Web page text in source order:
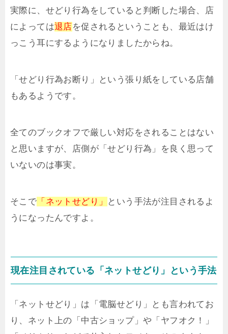
実際に、せどり行為をしていると判断した場合、店
によっては退店を促されるということも、最近はけ
っこう耳にするようになりましたからね。
「せどり行為お断り」という張り紙をしている店舗
もあるようです。
全てのブックオフで厳しい対応をされることはない
と思いますが、店側が「せどり行為」を良く思って
いないのは事実。
そこで 「ネットせどり」
という手法が注目されるよ
うになったんですよ。
現在注目されている「ネットせどり」という手法
「ネットせどり」は「電脳せどり」とも言われてお
り、ネット上の「中古ショップ」や「ヤフオク！」